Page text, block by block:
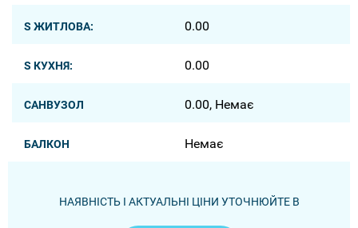
S ЖИТЛОВА: 0.00
S КУХНЯ: 0.00
САНВУЗОЛ 0.00, Немає
БАЛКОН Немає
НАЯВНІСТЬ І АКТУАЛЬНІ ЦІНИ УТОЧНЮЙТЕ В